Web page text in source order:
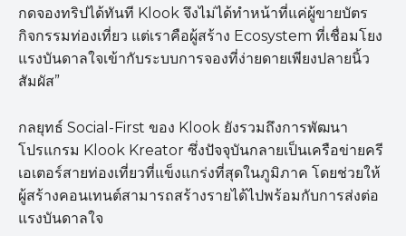
กดจองทริปได้ทันที Klook จึงไม่ได้ทำหน้าที่แค่ผู้ขายบัตร
กิจกรรมท่องเที่ยว แต่เราคือผู้สร้าง Ecosystem ที่เชื่อมโยง
แรงบันดาลใจเข้ากับระบบการจองที่ง่ายดายเพียงปลายนิ้ว
สัมผัส”
กลยุทธ์ Social-First ของ Klook ยังรวมถึงการพัฒนา
โปรแกรม Klook Kreator ซึ่งปัจจุบันกลายเป็นเครือข่ายครี
เอเตอร์สายท่องเที่ยวที่แข็งแกร่งที่สุดในภูมิภาค โดยช่วยให้
ผู้สร้างคอนเทนต์สามารถสร้างรายได้ไปพร้อมกับการส่งต่อ
แรงบันดาลใจ